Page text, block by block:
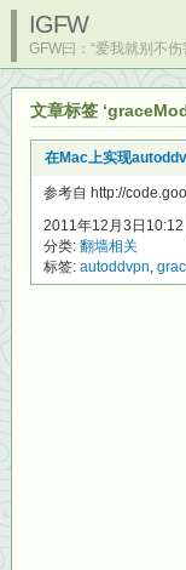
IGFW
GFW曰：“爱我就别不伤
文章标签
在Mac上实现
参考自 http://
2011年12月3日10:12 |
分类: 翻墙相关
标签: autoddvpn,